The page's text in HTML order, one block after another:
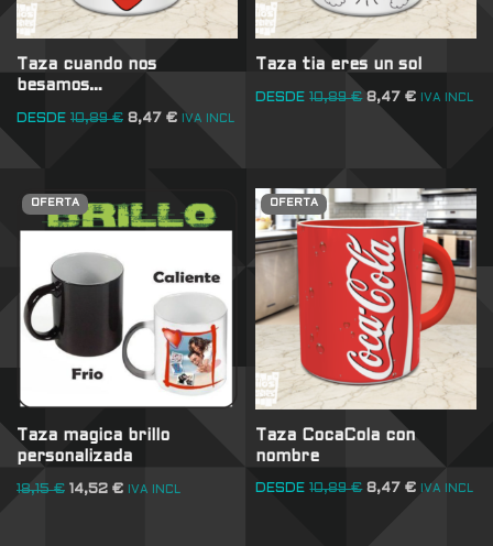
Taza cuando nos
besamos…
DESDE 10,89€ 8,47 € IVA INCL
Taza tia eres un sol
DESDE 10,89€ 8,47€ IVA INCL
OFERTA
Taza magica brillo
personalizada
18,15€ 14,52 € IVA INCL
OFERTA
Taza CocaCola con
nombre
DESDE 10,89€ 8,47€ IVA INCL